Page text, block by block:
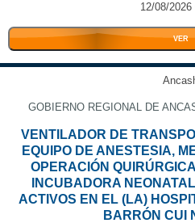
12/08/2026
VER
GOBIERNO REGIONAL DE
VENTILADOR DE
EQUIPO DE ANESTESIA,
OPERACIÓN
INCUBADORA
ACTIVOS EN EL (LA)
BARRÓN CUI